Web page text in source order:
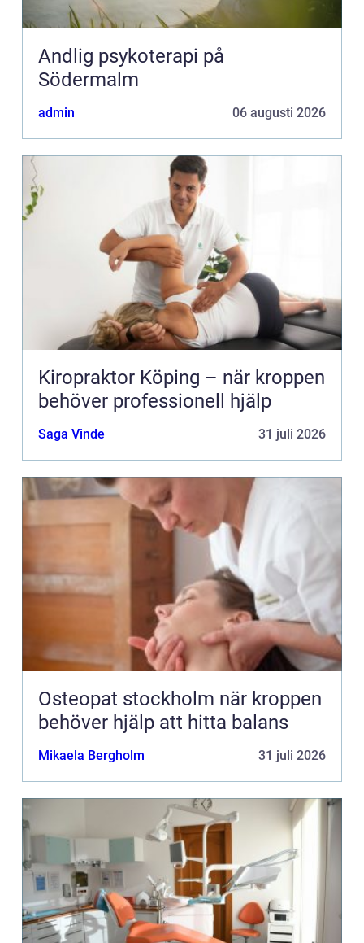
Andlig psykoterapi på
Södermalm
admin 06 augusti 2026
Kiropraktor Köping – när kroppen
behöver professionell hjälp
Saga Vinde 31 juli 2026
Osteopat stockholm när kroppen
behöver hjälp att hitta balans
Mikaela Bergholm 31 juli 2026